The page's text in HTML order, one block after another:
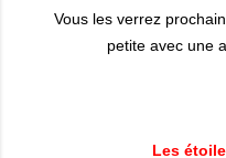
Vous les verrez
petite avec une
Les